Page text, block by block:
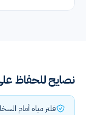
نصايح للحفاظ
فلتر مياه أمام